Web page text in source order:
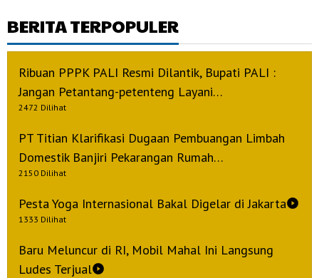
BERITA TERPOPULER
Ribuan PPPK PALI Resmi Dilantik, Bupati PALI :
Jangan Petantang-petenteng Layani…
2472 Dilihat
PT Titian Klarifikasi Dugaan Pembuangan Limbah
Domestik Banjiri Pekarangan Rumah…
2150 Dilihat
Pesta Yoga Internasional Bakal Digelar di Jakarta
1333 Dilihat
Baru Meluncur di RI, Mobil Mahal Ini Langsung
Ludes Terjual